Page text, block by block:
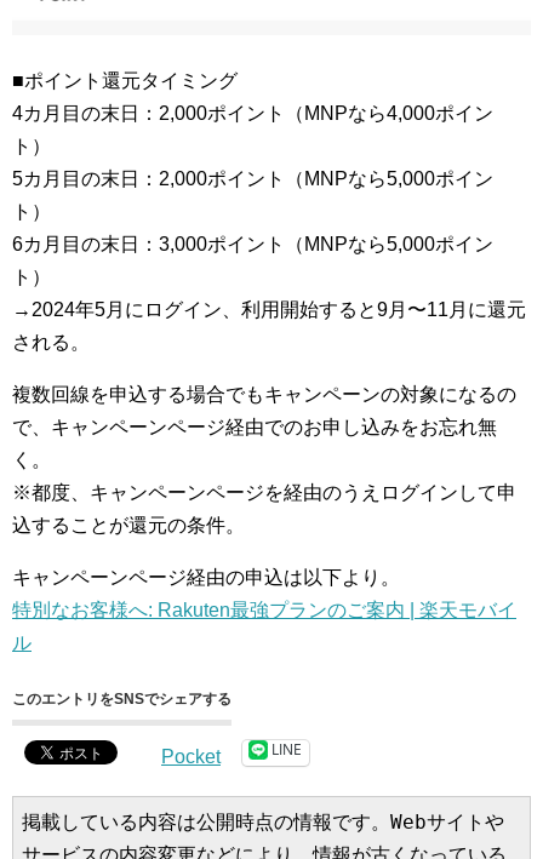
■ポイント還元タイミング
4カ月目の末日：2,000ポイント（MNPなら4,000ポイン
ト）
5カ月目の末日：2,000ポイント（MNPなら5,000ポイン
ト）
6カ月目の末日：3,000ポイント（MNPなら5,000ポイン
ト）
→2024年5月にログイン、利用開始すると9月〜11月に還元
される。
複数回線を申込する場合でもキャンペーンの対象になるの
で、キャンペーンページ経由でのお申し込みをお忘れ無
く。
※都度、キャンペーンページを経由のうえログインして申
込することが還元の条件。
キャンペーンページ経由の申込は以下より。
特別なお客様へ: Rakuten最強プランのご案内 | 楽天モバイ
ル
このエントリをSNSでシェアする
Pocket LINE
掲載している内容は公開時点の情報です。Webサイトや
サービスの内容変更などにより、情報が古くなっている